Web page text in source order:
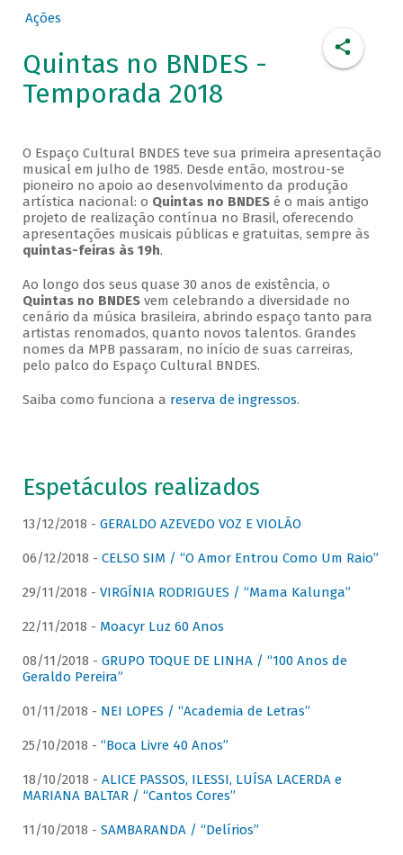
Ações
Quintas no BNDES -
Temporada 2018
O Espaço Cultural BNDES teve sua primeira apresentação
musical em julho de 1985. Desde então, mostrou-se
pioneiro no apoio ao desenvolvimento da produção
artística nacional: o Quintas no BNDESé o mais antigo
projeto de realização contínua no Brasil, oferecendo
apresentações musicais públicas e gratuitas, sempre às
quintas-feiras às 19h.
Ao longo dos seus quase 30 anos de existência, o
Quintas no BNDESvem celebrando a diversidade no
cenário da música brasileira, abrindo espaço tanto para
artistas renomados, quanto novos talentos. Grandes
nomes da MPB passaram, no início de suas carreiras,
pelo palco do Espaço Cultural BNDES.
Saiba como funciona a reserva de ingressos.
Espetáculos realizados
13/12/2018 - GERALDO AZEVEDO VOZ E VIOLÃO
06/12/2018 - CELSO SIM / “O Amor Entrou Como Um Raio”
29/11/2018 - VIRGÍNIA RODRIGUES / “Mama Kalunga”
22/11/2018 - Moacyr Luz 60 Anos
08/11/2018 - GRUPO TOQUE DE LINHA / “100 Anos de
Geraldo Pereira”
01/11/2018 - NEI LOPES / “Academia de Letras”
25/10/2018 - “Boca Livre 40 Anos”
18/10/2018 - ALICE PASSOS, ILESSI, LUÍSA LACERDA e
MARIANA BALTAR / “Cantos Cores”
11/10/2018 - SAMBARANDA / “Delírios”